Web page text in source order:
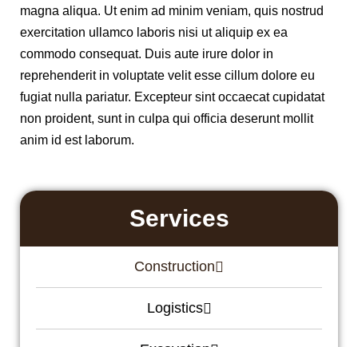
magna aliqua. Ut enim ad minim veniam, quis nostrud
exercitation ullamco laboris nisi ut aliquip ex ea
commodo consequat. Duis aute irure dolor in
reprehenderit in voluptate velit esse cillum dolore eu
fugiat nulla pariatur. Excepteur sint occaecat cupidatat
non proident, sunt in culpa qui officia deserunt mollit
anim id est laborum.
Services
Construction
Logistics